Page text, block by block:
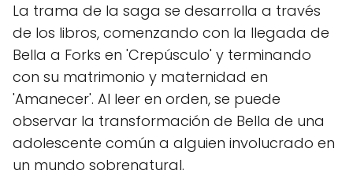
La trama de la saga se desarrolla a través
de los libros, comenzando con la llegada de
Bella a Forks en 'Crepúsculo' y terminando
con su matrimonio y maternidad en
'Amanecer'. Al leer en orden, se puede
observar la transformación de Bella de una
adolescente común a alguien involucrado en
un mundo sobrenatural.